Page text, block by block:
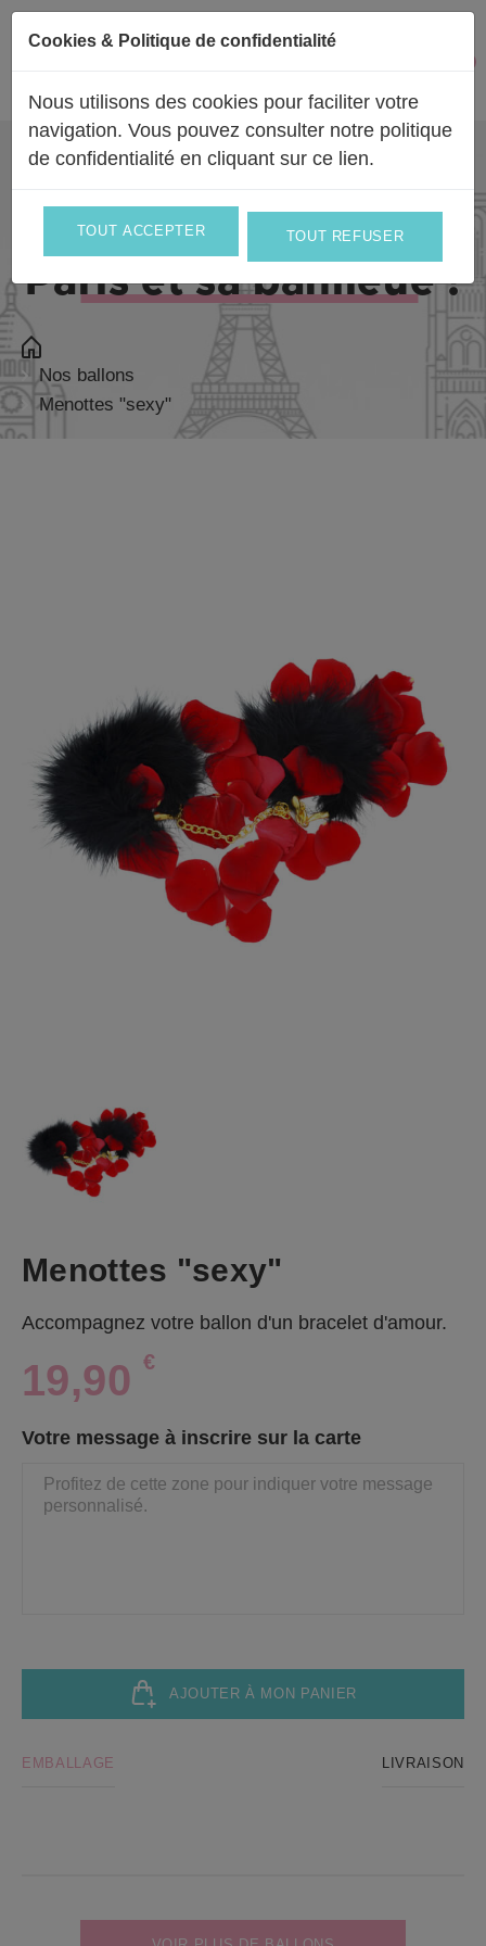
Passer au contenu
Livraison partout enFrance
Europe
et le jour même sur
Paris et sa banlieue !
Nos ballons
Menottes "sexy"
Menottes "sexy"
Accompagnez votre ballon d'un bracelet d'amour.
19,90 €
Votre message à inscrire sur la carte
AJOUTER À MON PANIER
EMBALLAGE LIVRAISON
Cookies & Politique de confidentialité
Nous utilisons des cookies pour faciliter votre
navigation. Vous pouvez consulter notre politique
de confidentialité en cliquant sur ce lien.
TOUT ACCEPTER TOUT REFUSER